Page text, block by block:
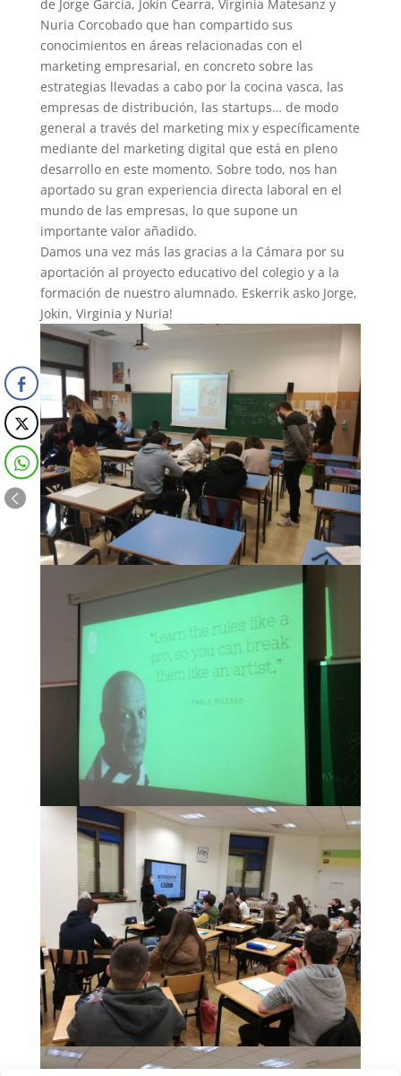
de Jorge García, Jokin Cearra, Virginia Matesanz y
Nuria Corcobado que han compartido sus
conocimientos en áreas relacionadas con el
marketing empresarial, en concreto sobre las
estrategias llevadas a cabo por la cocina vasca, las
empresas de distribución, las startups… de modo
general a través del marketing mix y específicamente
mediante del marketing digital que está en pleno
desarrollo en este momento. Sobre todo, nos han
aportado su gran experiencia directa laboral en el
mundo de las empresas, lo que supone un
importante valor añadido.
Damos una vez más las gracias a la Cámara por su
aportación al proyecto educativo del colegio y a la
formación de nuestro alumnado. Eskerrik asko Jorge,
Jokin, Virginia y Nuria!